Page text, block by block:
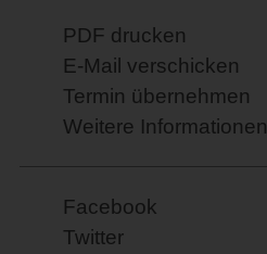
PDF drucken
E-Mail verschicken
Termin übernehmen
Weitere Informationen
Facebook
Twitter